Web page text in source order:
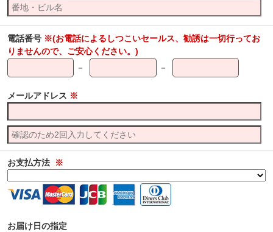
電話番号 ※(お電話によるしつこいセールス、勧誘は一切行ってお
りませんので、ご安心ください。)
－
－
メールアドレス ※
お支払方法 ※
お届け日の指定